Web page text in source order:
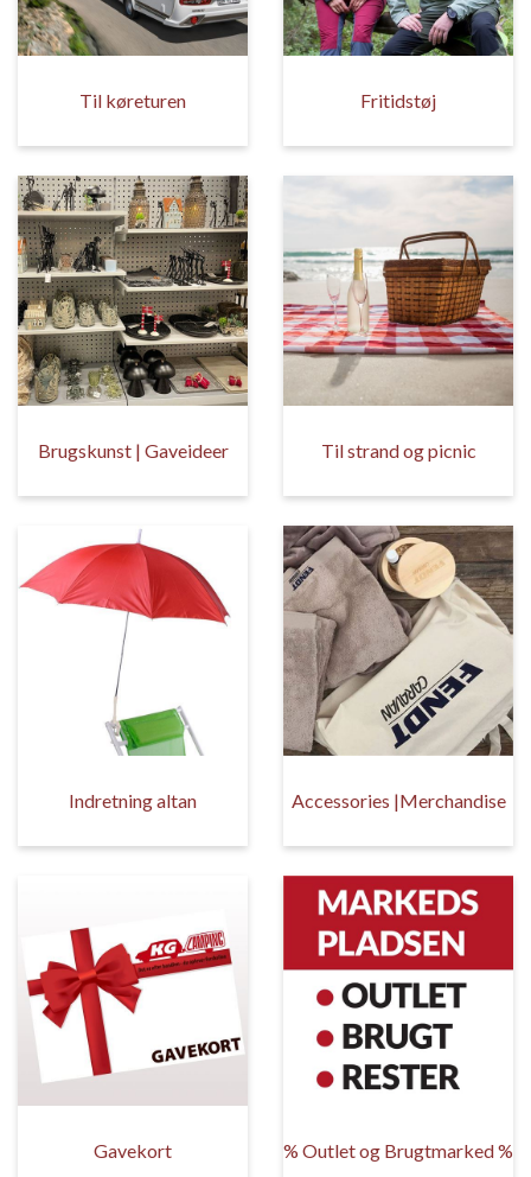
Til køreturen Fritidstøj
Brugskunst | Gaveideer Til strand og picnic
Indretning altan Accessories |Merchandise
Gavekort % Outlet og Brugtmarked %